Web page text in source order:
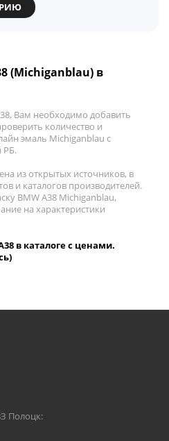
(Michiganblau) в
Вам необходимо добавить
количество и
эмаль Michiganblau с
РБ.
из открытых источников, в
и каталогов производителей.
BMW A38 Michiganblau,
на характеристики
в каталоге с ценами.
Полоцк: